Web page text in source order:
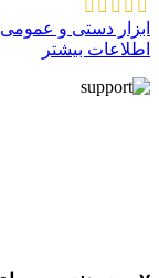
ابزار دستی و عمومی
اطلاعات بیشتر